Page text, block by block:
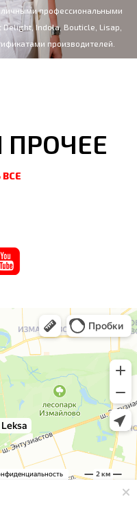
профессиональными
Indola, Bouticle, Lisap,
производителей.
ПРОЧЕЕ